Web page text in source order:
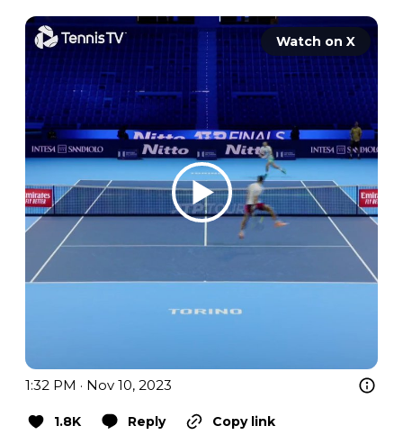
Watch on X
1:32 PM · Nov 10, 2023
1.8K Reply
Copy link